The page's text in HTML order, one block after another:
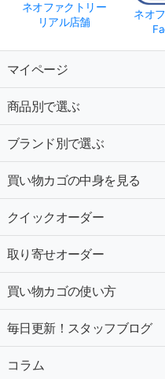
ネオファクトリー
リアル店舗
ネオ
マイページ
商品別で選ぶ
ブランド別で選ぶ
買い物カゴの中身を見る
クイックオーダー
取り寄せオーダー
買い物カゴの使い方
毎日更新！スタッフブログ
コラム